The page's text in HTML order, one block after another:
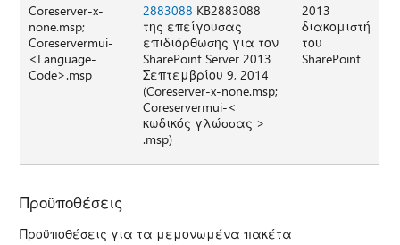
Coreserver-x-
none.msp;
Coreservermui-
<Language-
Code>.msp
2883088 KB2883088
της επείγουσας
επιδιόρθωσης για τον
SharePoint Server 2013
Σεπτεμβρίου 9, 2014
(Coreserver-x-none.msp;
Coreservermui-<
κωδικός γλώσσας >
.msp)
2013
διακομιστή
του
SharePoint
Προϋποθέσεις
Προϋποθέσεις για τα μεμονωμένα πακέτα